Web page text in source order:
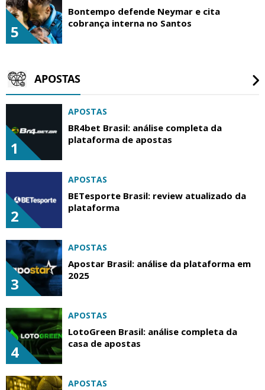
5
Bontempo defende Neymar e cita
cobrança interna no Santos
APOSTAS
1
APOSTAS
BR4bet Brasil: análise completa da
plataforma de apostas
2
APOSTAS
BETesporte Brasil: review atualizado da
plataforma
3
APOSTAS
Apostar Brasil: análise da plataforma em
2025
4
APOSTAS
LotoGreen Brasil: análise completa da
casa de apostas
APOSTAS